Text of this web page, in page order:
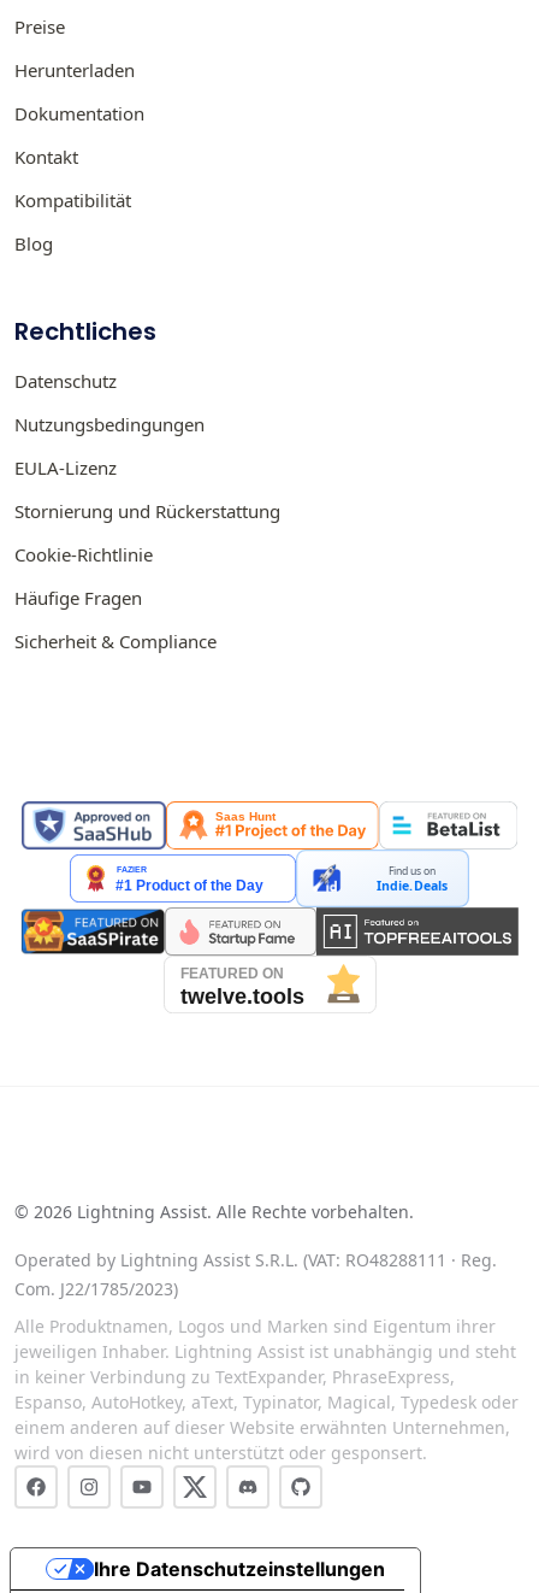
Preise
Herunterladen
Dokumentation
Kontakt
Kompatibilität
Blog
Rechtliches
Datenschutz
Nutzungsbedingungen
EULA-Lizenz
Stornierung und Rückerstattung
Cookie-Richtlinie
Häufige Fragen
Sicherheit & Compliance
Find us on
Indie.Deals
© 2026 Lightning Assist. Alle Rechte vorbehalten.
Operated by Lightning Assist S.R.L. (VAT: RO48288111 · Reg.
Com. J22/1785/2023)
Alle Produktnamen, Logos und Marken sind Eigentum ihrer
jeweiligen Inhaber. Lightning Assist ist unabhängig und steht
in keiner Verbindung zu TextExpander, PhraseExpress,
Espanso, AutoHotkey, aText, Typinator, Magical, Typedesk oder
einem anderen auf dieser Website erwähnten Unternehmen,
wird von diesen nicht unterstützt oder gesponsert.
Ihre Datenschutzeinstellungen